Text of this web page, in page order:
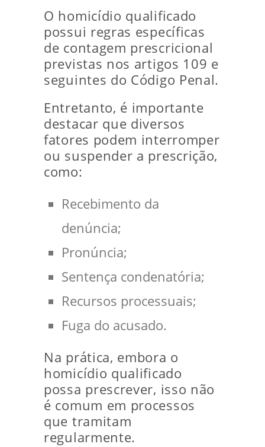
O homicídio qualificado
possui regras específicas
de contagem prescricional
previstas nos artigos 109 e
seguintes do Código Penal.
Entretanto, é importante
destacar que diversos
fatores podem interromper
ou suspender a prescrição,
como:
Recebimento da
denúncia;
Pronúncia;
Sentença condenatória;
Recursos processuais;
Fuga do acusado.
Na prática, embora o
homicídio qualificado
possa prescrever, isso não
é comum em processos
que tramitam
regularmente.